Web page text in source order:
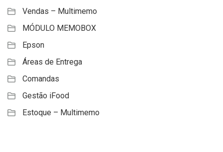
Vendas – Multimemo
MÓDULO MEMOBOX
Epson
Áreas de Entrega
Comandas
Gestão iFood
Estoque – Multimemo